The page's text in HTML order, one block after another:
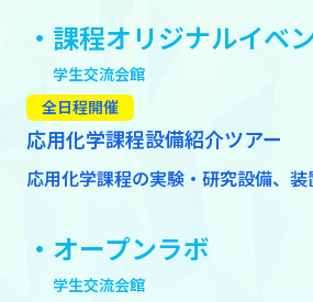
・課程オリジナルイベ
学生交流会館
全日程開催
応用化学課程設備紹介ツアー
応用化学課程の実験・研究設備、装
・オープンラボ
学生交流会館